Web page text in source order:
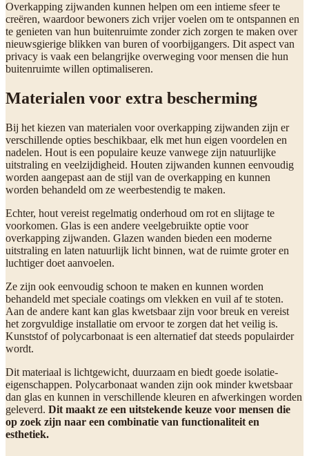
Overkapping zijwanden kunnen helpen om een intieme sfeer te
creëren, waardoor bewoners zich vrijer voelen om te ontspannen en
te genieten van hun buitenruimte zonder zich zorgen te maken over
nieuwsgierige blikken van buren of voorbijgangers. Dit aspect van
privacy is vaak een belangrijke overweging voor mensen die hun
buitenruimte willen optimaliseren.
Materialen voor extra bescherming
Bij het kiezen van materialen voor overkapping zijwanden zijn er
verschillende opties beschikbaar, elk met hun eigen voordelen en
nadelen. Hout is een populaire keuze vanwege zijn natuurlijke
uitstraling en veelzijdigheid. Houten zijwanden kunnen eenvoudig
worden aangepast aan de stijl van de overkapping en kunnen
worden behandeld om ze weerbestendig te maken.
Echter, hout vereist regelmatig onderhoud om rot en slijtage te
voorkomen. Glas is een andere veelgebruikte optie voor
overkapping zijwanden. Glazen wanden bieden een moderne
uitstraling en laten natuurlijk licht binnen, wat de ruimte groter en
luchtiger doet aanvoelen.
Ze zijn ook eenvoudig schoon te maken en kunnen worden
behandeld met speciale coatings om vlekken en vuil af te stoten.
Aan de andere kant kan glas kwetsbaar zijn voor breuk en vereist
het zorgvuldige installatie om ervoor te zorgen dat het veilig is.
Kunststof of polycarbonaat is een alternatief dat steeds populairder
wordt.
Dit materiaal is lichtgewicht, duurzaam en biedt goede isolatie-
eigenschappen. Polycarbonaat wanden zijn ook minder kwetsbaar
dan glas en kunnen in verschillende kleuren en afwerkingen worden
geleverd. Dit maakt ze een uitstekende keuze voor mensen die
op zoek zijn naar een combinatie van functionaliteit en
esthetiek.